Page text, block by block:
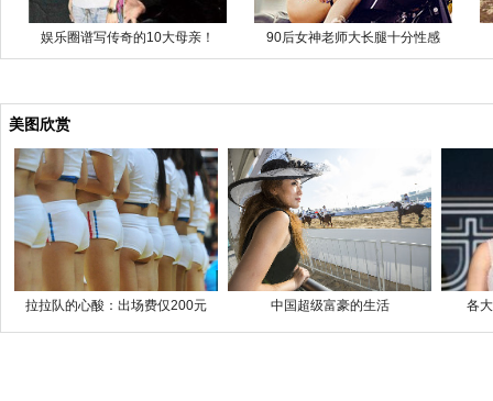
娱乐圈谱写传奇的10大母亲！ 90后女神老师大长腿十分性感
美图欣赏
拉拉队的心酸：出场费仅200元 中国超级富豪的生活 各